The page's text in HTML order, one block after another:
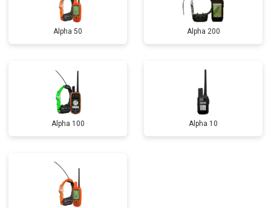
Alpha 50 Alpha 200
Alpha 100 Alpha 10